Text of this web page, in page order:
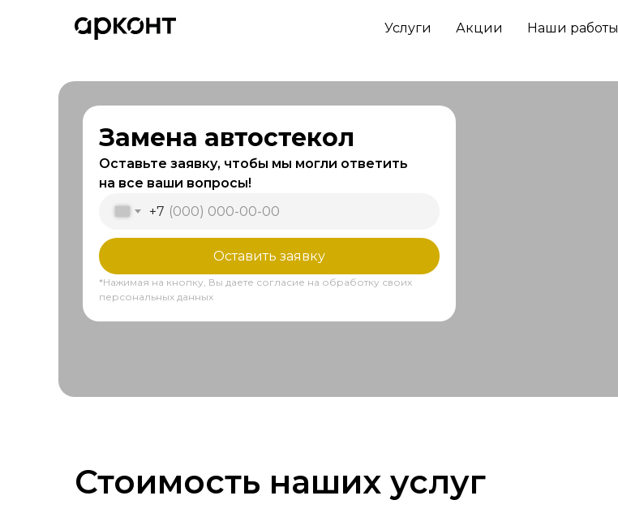
Услуги Акции Наши работы
Замена автостекол
Оставьте заявку, чтобы мы могли ответить
на все ваши вопросы!
+7
Оставить заявку
*Нажимая на кнопку, Вы даете согласие на обработку своих
персональных данных
Стоимость наших услуг